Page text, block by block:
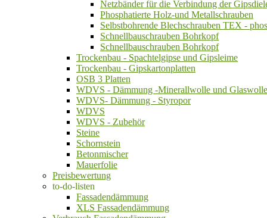
Netzbänder für die Verbindung der
Phosphatierte Holz-und Metallschrauben
Selbstbohrende Blechschrauben TEX -
Schnellbauschrauben Bohrkopf
Schnellbauschrauben Bohrkopf
Trockenbau - Spachtelgipse und Gipsleime
Trockenbau - Gipskartonplatten
OSB 3 Platten
WDVS - Dämmung -Minerallwolle und Glaswolle
WDVS- Dämmung - Styropor
WDVS
WDVS - Zubehör
Steine
Schornstein
Betonmischer
Mauerfolie
Preisbewertung
to-do-listen
Fassadendämmung
XLS Fassadendämmung